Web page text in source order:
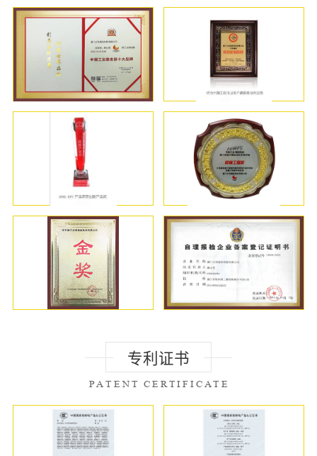
专利证书
PATENT CERTIFICATE